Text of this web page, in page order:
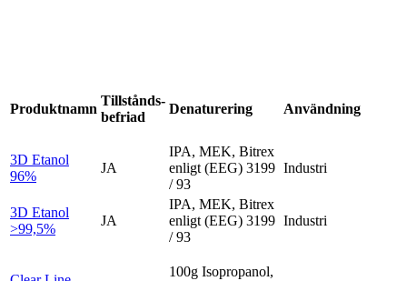
Produktnamn
Tillstånds-
befriad
Denaturering Användning
3D Etanol
96%
JA
IPA, MEK, Bitrex
enligt (EEG) 3199
/ 93
Industri
3D Etanol
>99,5%
JA
IPA, MEK, Bitrex
enligt (EEG) 3199
/ 93
Industri
100g Isopropanol,